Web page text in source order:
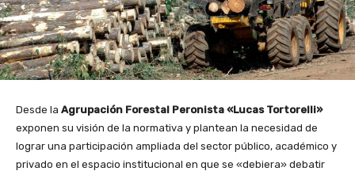
Desde la Agrupación Forestal Peronista «Lucas Tortorelli»
exponen su visión de la normativa y plantean la necesidad de
lograr una participación ampliada del sector público, académico y
privado en el espacio institucional en que se «debiera» debatir